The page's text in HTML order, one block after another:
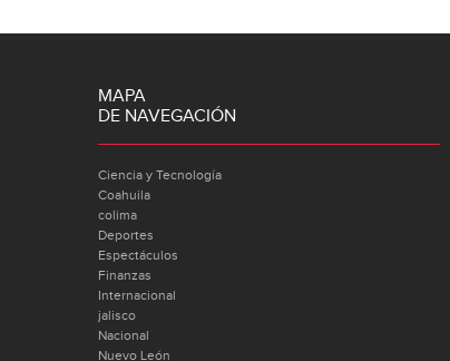
MAPA
DE NAVEGACIÓN
Ciencia y Tecnología
Coahuila
colima
Deportes
Espectáculos
Finanzas
Internacional
jalisco
Nacional
Nuevo León